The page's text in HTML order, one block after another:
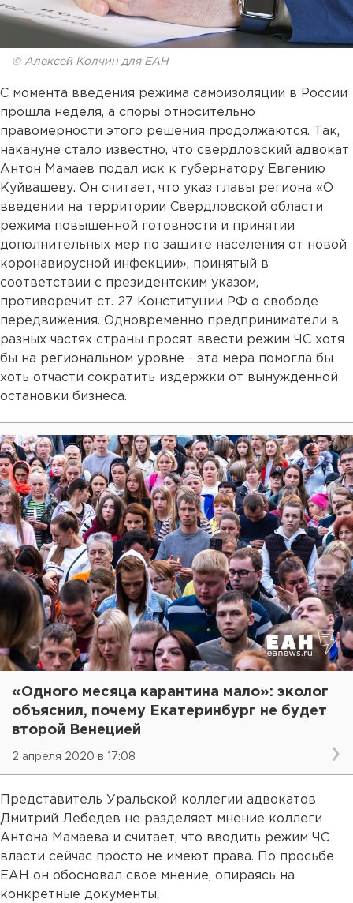
© Алексей Колчин для ЕАН
С момента введения режима самоизоляции в России
прошла неделя, а споры относительно
правомерности этого решения продолжаются. Так,
накануне стало известно, что свердловский адвокат
Антон Мамаев подал иск к губернатору Евгению
Куйвашеву. Он считает, что указ главы региона «О
введении на территории Свердловской области
режима повышенной готовности и принятии
дополнительных мер по защите населения от новой
коронавирусной инфекции», принятый в
соответствии с президентским указом,
противоречит ст. 27 Конституции РФ о свободе
передвижения. Одновременно предприниматели в
разных частях страны просят ввести режим ЧС хотя
бы на региональном уровне - эта мера помогла бы
хоть отчасти сократить издержки от вынужденной
остановки бизнеса.
«Одного месяца карантина мало»: эколог
объяснил, почему Екатеринбург не будет
второй Венецией
2 апреля 2020 в 17:08
Представитель Уральской коллегии адвокатов
Дмитрий Лебедев не разделяет мнение коллеги
Антона Мамаева и считает, что вводить режим ЧС
власти сейчас просто не имеют права. По просьбе
ЕАН он обосновал свое мнение, опираясь на
конкретные документы.